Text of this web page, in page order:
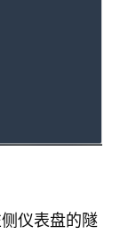
仪表盘的隧